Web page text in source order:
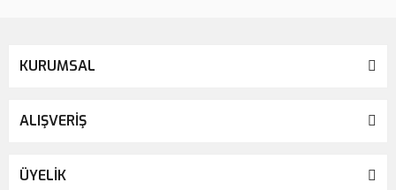
KURUMSAL
ALIŞVERİŞ
ÜYELİK